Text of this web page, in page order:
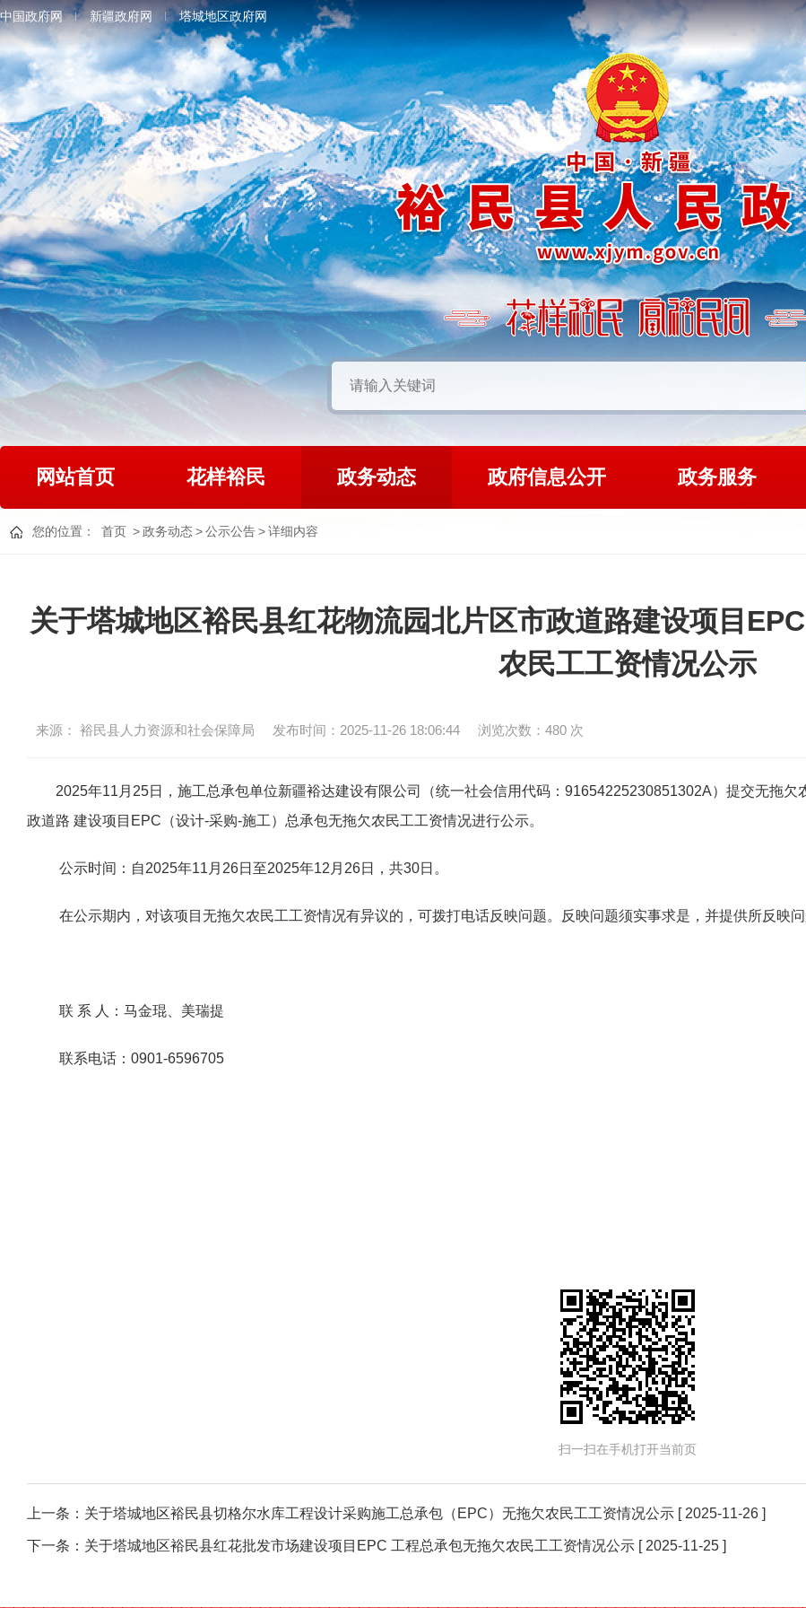
中国政府网 新疆政府网 塔城地区政府网
网站首页 花样裕民 政务动态 政府信息公开 政务服务
您的位置： 首页 >政务动态>公示公告>详细内容
关于塔城地区裕民县红花物流园北片区市政道路建设项目
农民工工资情况公示
来源： 裕民县人力资源和社会保障局 发布时间：2025-11-26 18:06:44 浏览次数： 480 次
2025年11 月 25日，施工总承包单位新疆裕达建设有限公司（统一社会信用代码：91654225230851302A） 提交无拖欠
政道路 建设项目EPC（设计-采购-施工）总承包无拖欠农民工工资情况进行公示。
公示时间：自2025年11 月 26日至2025年12 月 26日，共30日。
在公示期内，对该项目无拖欠农民工工资情况有异议的，可拨打电话反映问题。反映问题须实事求是，并提供所反映问
联 系 人：马金琨、美瑞提
联系电话：0901-6596705
扫一扫在手机打开当前页
上一条： 关于塔城地区裕民县切格尔水库工程设计采购施工总承包（EPC）无拖欠农民工工资情况公示 [ 2025-11-26 ]
下一条： 关于塔城地区裕民县红花批发市场建设项目EPC 工程总承包无拖欠农民工工资情况公示 [ 2025-11-25 ]